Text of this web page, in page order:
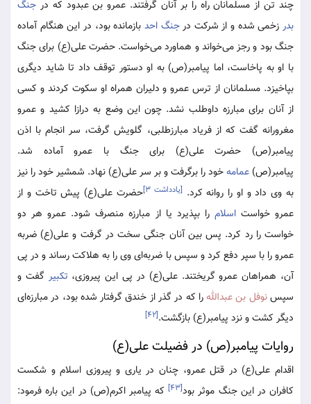
چند تن از مسلمانان راه را بر آنان گرفتند. عمرو بن عبدود که در جنگ
بدرزخمی شده و از شرکت درجنگ احد بازمانده بود، در این هنگام آماده
جنگ بود و رجز می‌خواند و هماورد می‌خواست. حضرت علی(ع) برای جنگ
با او به پاخاست، اما پیامبر(ص) به او دستور توقف داد تا شاید دیگری
بپاخیزد. مسلمانان از ترس عمرو و دلیران همراه او سکوت کردند و کسی
از آنان برای مبارزه داوطلب نشد. چون این وضع به درازا کشید و عمرو
مغرورانه گفت که از فریاد مبارزطلبی، گلویش گرفت، سر انجام با اذن
پیامبر(ص) حضرت علی(ع) برای جنگ با عمرو آماده شد.
پیامبر(ص) عمامهخود را برگرفت و بر سر علی(ع) نهاد. شمشیر خود را نیز
به وی داد و او را روانه کرد. [یادداشت ۳]
حضرت علی(ع) پیش تاخت و از
عمرو خواستاسلام را بپذیرد یا از مبارزه منصرف شود. عمرو هر دو
خواست را رد کرد. پس بین آنان جنگی سخت در گرفت و علی(ع) ضربه
عمرو را با سپر دفع کرد و سپس با ضربه‌ای وی را به هلاکت رساند و در پی
آن، همراهان عمرو گریختند. علی(ع) در پی این پیروزی، تکبیر گفت و
سپسنوفل بن عبداللهرا که در گذر از خندق گرفتار شده بود، در مبارزه‌ای
دیگر کشت و نزد پیامبر(ع) بازگشت.[۴۲]
روایات پیامبر(ص) در فضیلت علی(ع)
اقدام علی(ع) در قتل عمرو، چنان در یاری و پیروزی اسلام و شکست
کافران در این جنگ موثر بود[۴۳]
که پیامبر اکرم(ص) در این باره فرمود: